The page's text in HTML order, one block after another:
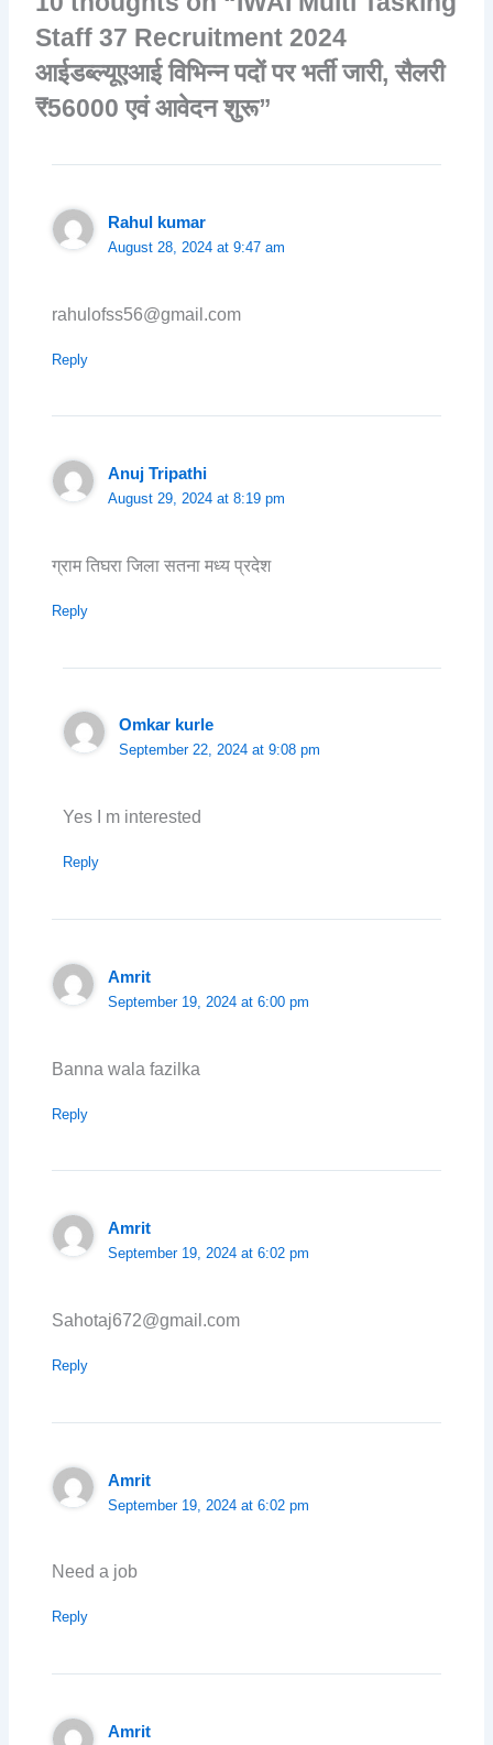
Staff 37 Recruitment 2024
आईडब्ल्यूएआई विभिन्न पदों पर भर्ती जारी, सैलरी
₹56000 एवं आवेदन शुरू”
Rahul kumar
August 28, 2024 at 9:47 am
rahulofss56@gmail.com
Reply
Anuj Tripathi
August 29, 2024 at 8:19 pm
ग्राम तिघरा जिला सतना मध्य प्रदेश
Reply
Omkar kurle
September 22, 2024 at 9:08 pm
Yes I m interested
Reply
Amrit
September 19, 2024 at 6:00 pm
Banna wala fazilka
Reply
Amrit
September 19, 2024 at 6:02 pm
Sahotaj672@gmail.com
Reply
Amrit
September 19, 2024 at 6:02 pm
Need a job
Reply
Amrit